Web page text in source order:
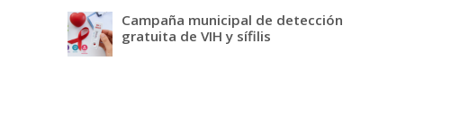
Campaña municipal de detección
gratuita de VIH y sífilis